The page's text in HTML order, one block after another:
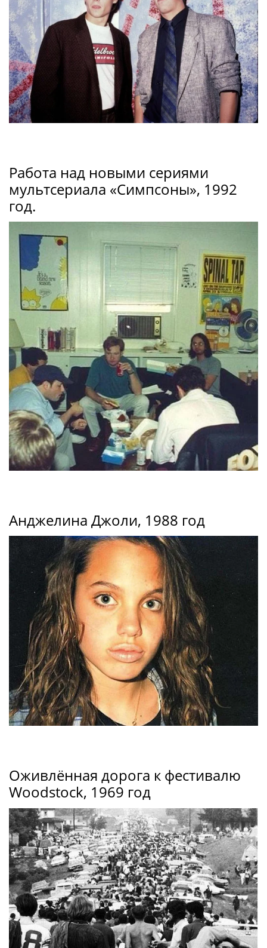
Работа над новыми сериями
мультсериала «Симпсоны», 1992
год.
Анджелина Джоли, 1988 год
Оживлённая дорога к фестивалю
Woodstock, 1969 год